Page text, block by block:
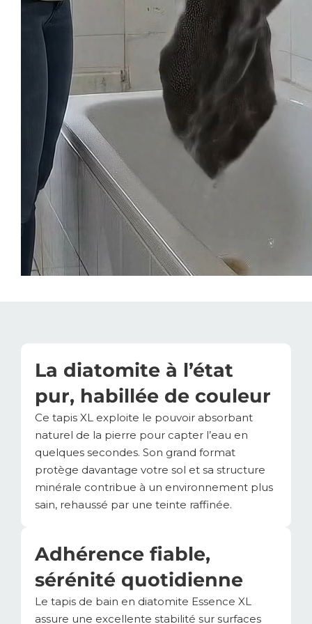
La diatomite à l’état
pur, habillée de couleur
Ce tapis XL exploite le pouvoir absorbant
naturel de la pierre pour capter l’eau en
quelques secondes. Son grand format
protège davantage votre sol et sa structure
minérale contribue à un environnement plus
sain, rehaussé par une teinte raffinée.
Adhérence fiable,
sérénité quotidienne
Le tapis de bain en diatomite Essence XL
assure une excellente stabilité sur surfaces